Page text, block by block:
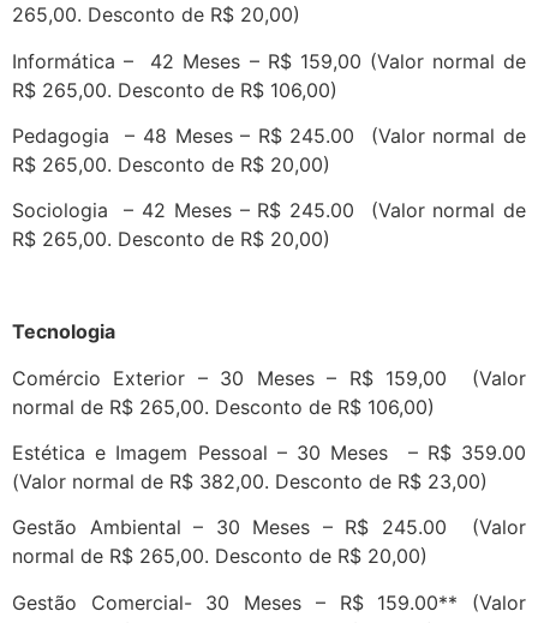
265,00. Desconto de R$ 20,00)
Informática – 42 Meses – R$ 159,00 (Valor normal de
R$ 265,00. Desconto de R$ 106,00)
Pedagogia – 48 Meses – R$ 245.00 (Valor normal de
R$ 265,00. Desconto de R$ 20,00)
Sociologia – 42 Meses – R$ 245.00 (Valor normal de
R$ 265,00. Desconto de R$ 20,00)
Tecnologia
Comércio Exterior – 30 Meses – R$ 159,00 (Valor
normal de R$ 265,00. Desconto de R$ 106,00)
Estética e Imagem Pessoal – 30 Meses – R$ 359.00
(Valor normal de R$ 382,00. Desconto de R$ 23,00)
Gestão Ambiental – 30 Meses – R$ 245.00 (Valor
normal de R$ 265,00. Desconto de R$ 20,00)
Gestão Comercial- 30 Meses – R$ 159.00** (Valor